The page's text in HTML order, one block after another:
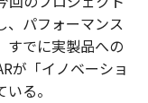
、パフォーマンス
すでに実製品への
が「イノベーショ
る。